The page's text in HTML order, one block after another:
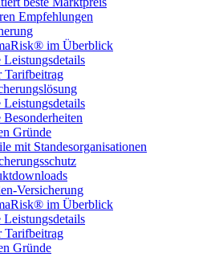
Empfehlungen
im Überblick
Leistungsdetails
Tarifbeitrag
Leistungsdetails
Besonderheiten
Gründe
mit Standesorganisationen
Versicherung
im Überblick
Leistungsdetails
Tarifbeitrag
Gründe